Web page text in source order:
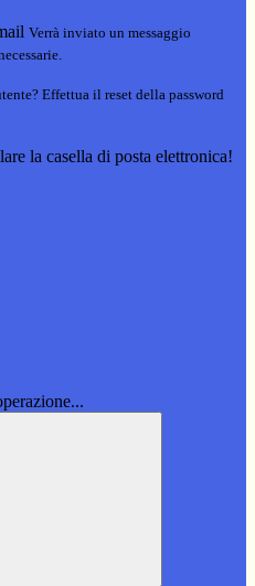
Verrà inviato un messaggio
Effettua il reset della password
la casella di posta elettronica!